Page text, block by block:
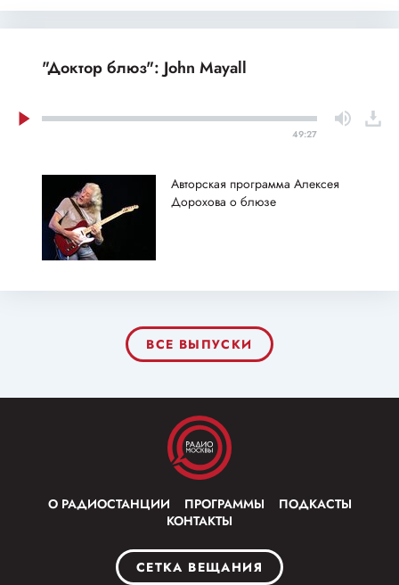
"Доктор блюз": John Mayall
49:27
Авторская программа Алексея
Дорохова о блюзе
ВСЕ ВЫПУСКИ
О РАДИОСТАНЦИИ ПРОГРАММЫ
ПОДКАСТЫ
КОНТАКТЫ
СЕТКА ВЕЩАНИЯ